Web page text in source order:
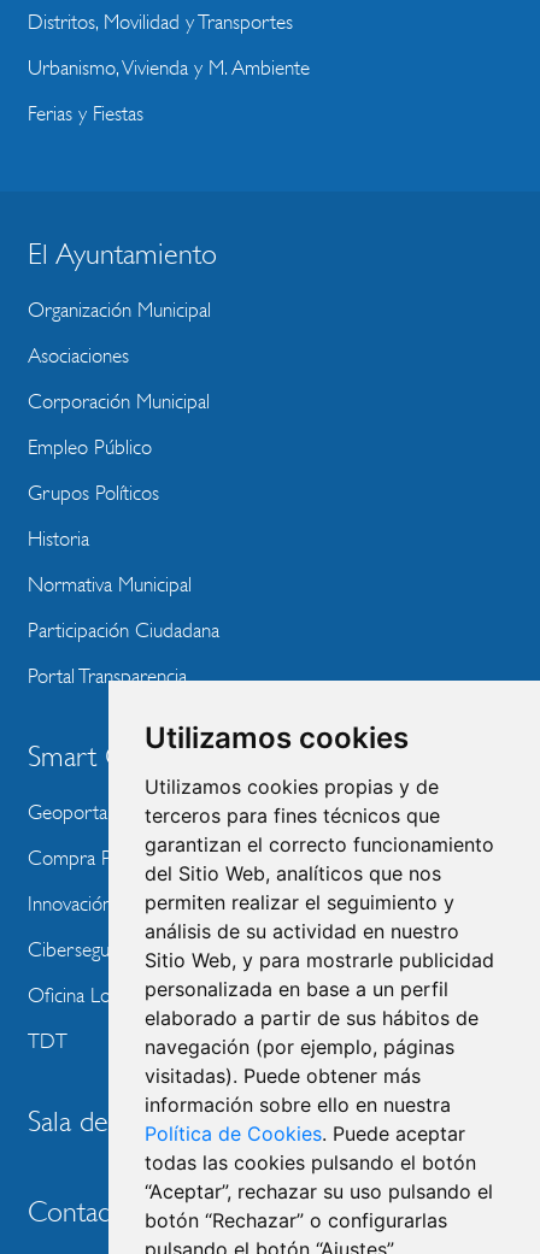
Utilizamos cookies
Utilizamos cookies propias y de
terceros para fines técnicos que
garantizan el correcto funcionamiento
del Sitio Web, analíticos que nos
permiten realizar el seguimiento y
análisis de su actividad en nuestro
Sitio Web, y para mostrarle publicidad
personalizada en base a un perfil
elaborado a partir de sus hábitos de
navegación (por ejemplo, páginas
visitadas). Puede obtener más
información sobre ello en nuestra
Política de Cookies. Puede aceptar
todas las cookies pulsando el botón
“Aceptar”, rechazar su uso pulsando el
botón “Rechazar” o configurarlas
pulsando el botón “Ajustes”.
Distritos, Movilidad y Transportes
Urbanismo, Vivienda y M. Ambiente
Ferias y Fiestas
BLOQUE
MENU
WEBSITE
El Ayuntamiento
Organización Municipal
Asociaciones
Corporación Municipal
Empleo Público
Grupos Políticos
Historia
Normativa Municipal
Participación Ciudadana
Portal Transparencia
Smart City
Geoportal
Compra Pública de Innovación
Innovación Tecnológica
Ciberseguridad
Oficina Local de Ayudas Públicas
TDT
Sala de prensa
Contacto